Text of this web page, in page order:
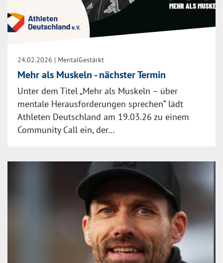
24.02.2026 | MentalGestärkt
Mehr als Muskeln - nächster Termin
Unter dem Titel „Mehr als Muskeln – über
mentale Herausforderungen sprechen“ lädt
Athleten Deutschland am 19.03.26 zu einem
Community Call ein, der…